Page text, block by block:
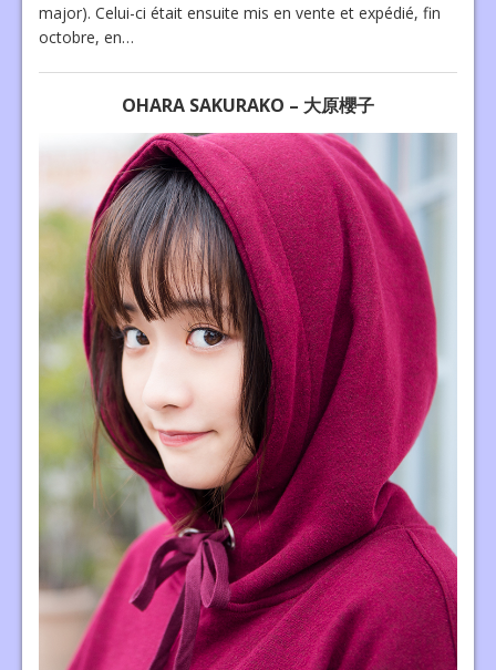
major). Celui-ci était ensuite mis en vente et expédié, fin
octobre, en…
OHARA SAKURAKO – 大原櫻子